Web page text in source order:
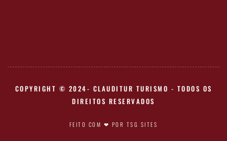
COPYRIGHT © 2024- CLAUDITUR TURISMO - TODOS OS
DIREITOS RESERVADOS
FEITO COM ❤ POR TSG SITES